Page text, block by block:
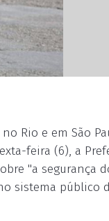
Rio e em São
feira (6), a
"a segurança
sistema público